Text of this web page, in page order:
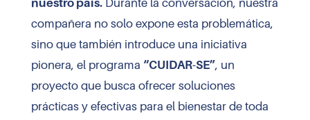
nuestro país.Durante la conversación, nuestra
compañera no solo expone esta problemática,
sino que también introduce una iniciativa
pionera, el programa “CUIDAR-SE”, un
proyecto que busca ofrecer soluciones
prácticas y efectivas para el bienestar de toda